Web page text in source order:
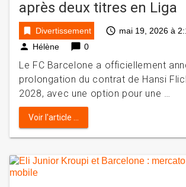
après deux titres en Liga
bookmark Divertissement access_time mai 19, 2026 à
person Hélène chat_bubble 0
Le FC Barcelone a officiellement
prolongation du contrat de Hansi
2028, avec une option pour une …
Voir l'article ...